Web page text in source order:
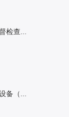
检查...
备（...